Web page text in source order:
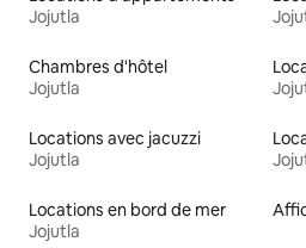
Jojutla
Chambres d'hôtel
Jojutla
Locations avec jacuzzi
Jojutla
Locations en bord de mer
Jojutla